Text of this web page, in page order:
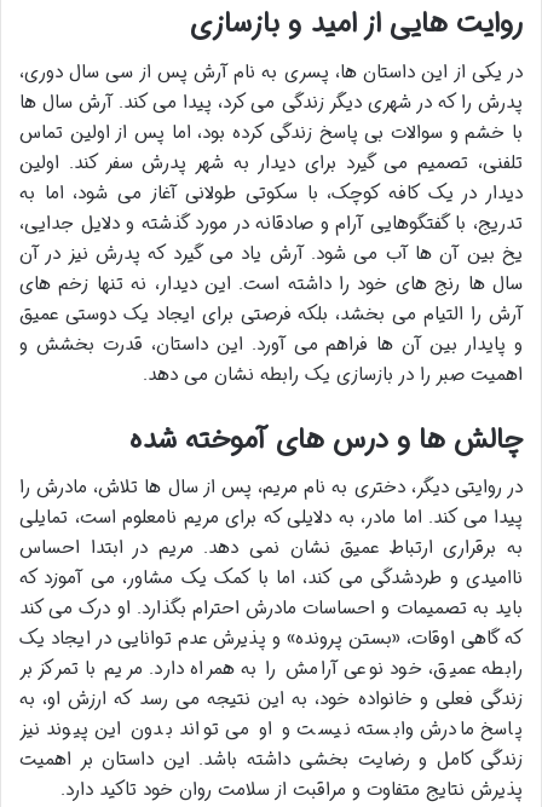
روایت هایی از امید و بازسازی
در یکی از این داستان ها، پسری به نام آرش پس از سی سال دوری،
پدرش را که در شهری دیگر زندگی می کرد، پیدا می کند. آرش سال ها
با خشم و سوالات بی پاسخ زندگی کرده بود، اما پس از اولین تماس
تلفنی، تصمیم می گیرد برای دیدار به شهر پدرش سفر کند. اولین
دیدار در یک کافه کوچک، با سکوتی طولانی آغاز می شود، اما به
تدریج، با گفتگوهایی آرام و صادقانه در مورد گذشته و دلایل جدایی،
یخ بین آن ها آب می شود. آرش یاد می گیرد که پدرش نیز در آن
سال ها رنج های خود را داشته است. این دیدار، نه تنها زخم های
آرش را التیام می بخشد، بلکه فرصتی برای ایجاد یک دوستی عمیق
و پایدار بین آن ها فراهم می آورد. این داستان، قدرت بخشش و
اهمیت صبر را در بازسازی یک رابطه نشان می دهد.
چالش ها و درس های آموخته شده
در روایتی دیگر، دختری به نام مریم، پس از سال ها تلاش، مادرش را
پیدا می کند. اما مادر، به دلایلی که برای مریم نامعلوم است، تمایلی
به برقراری ارتباط عمیق نشان نمی دهد. مریم در ابتدا احساس
ناامیدی و طردشدگی می کند، اما با کمک یک مشاور، می آموزد که
باید به تصمیمات و احساسات مادرش احترام بگذارد. او درک می کند
که گاهی اوقات، «بستن پرونده» و پذیرش عدم توانایی در ایجاد یک
رابطه عمیق، خود نوعی آرامش را به همراه دارد. مریم با تمرکز بر
زندگی فعلی و خانواده خود، به این نتیجه می رسد که ارزش او، به
پاسخ مادرش وابسته نیست و او می تواند بدون این پیوند نیز
زندگی کامل و رضایت بخشی داشته باشد. این داستان بر اهمیت
پذیرش نتایج متفاوت و مراقبت از سلامت روان خود تاکید دارد.